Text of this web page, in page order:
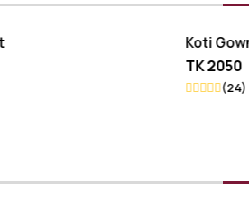
Koti Gown (MW)